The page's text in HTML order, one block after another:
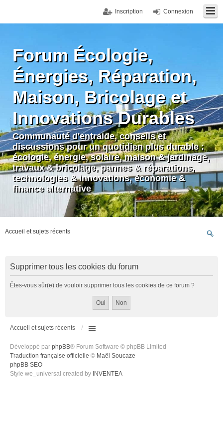
Connexion
Inscription
Forum Écologie,
Énergies, Réparation,
Maison, Bricolage et
Innovations Durables
Communauté d'entraide, conseils et
discussions pour un quotidien plus durable :
écologie, énergie, solaire, maison & jardinage,
travaux & bricolage, pannes & réparations,
technologies & innovations, économie &
finance alternative
Accueil et sujets récents
Supprimer tous les cookies du forum
Êtes-vous sûr(e) de vouloir supprimer tous les cookies de ce forum ?
Accueil et sujets récents
Développé par phpBB® Forum Software © phpBB Limited
Traduction française officielle © Maël Soucaze
phpBB SEO
Style we_universal created by INVENTEA